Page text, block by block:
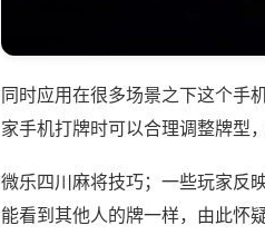
同时应用在很多场景之下这个手
家手机打牌时可以合理调整牌型
微乐四川麻将技巧；一些玩家反
能看到其他人的牌一样，由此怀